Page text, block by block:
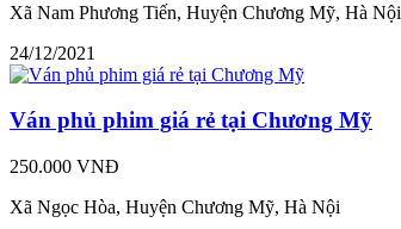
Xã Nam Phương Tiến, Huyện Chương Mỹ, Hà Nội
24/12/2021
Ván phủ phim giá rẻ tại Chương Mỹ
250.000 VNĐ
Xã Ngọc Hòa, Huyện Chương Mỹ, Hà Nội